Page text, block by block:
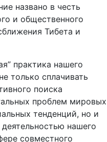
названо в честь
и общественного
Тибета и
практика нашего
только сплачивать
поиска
проблем мировых
тенденций, но и
нашего
совместного